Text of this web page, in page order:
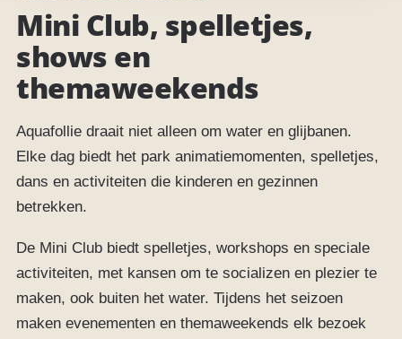
Mini Club, spelletjes,
shows en
themaweekends
Aquafollie draait niet alleen om water en glijbanen.
Elke dag biedt het park animatiemomenten, spelletjes,
dans en activiteiten die kinderen en gezinnen
betrekken.
De Mini Club biedt spelletjes, workshops en speciale
activiteiten, met kansen om te socializen en plezier te
maken, ook buiten het water. Tijdens het seizoen
maken evenementen en themaweekends elk bezoek